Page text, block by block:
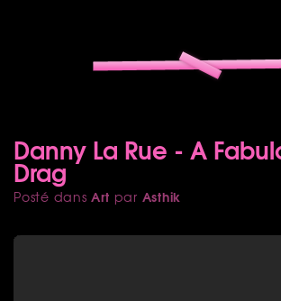
Danny La Rue - A
Drag
Posté dansArt par Asthik